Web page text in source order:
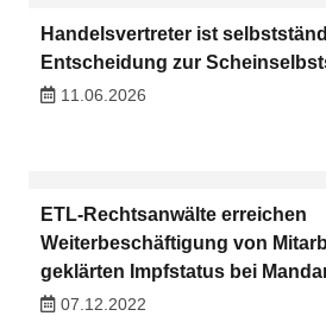
Handelsvertreter ist
Entscheidung zur
11.06.2026
ETL-Rechtsanwälte erreichen
Weiterbeschäftigung von
geklärten Impfstatus bei
07.12.2022